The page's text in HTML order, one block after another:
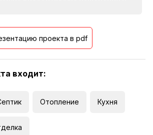
проекта в pdf
входит:
Отопление Кухня